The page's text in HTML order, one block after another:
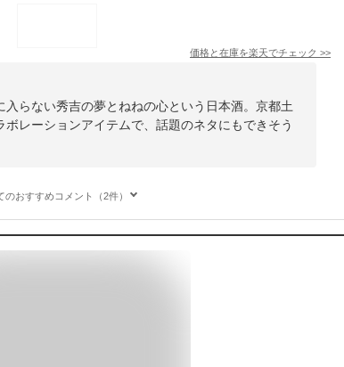
価格と在庫を楽天でチェック >>
らない秀吉の夢とねねの心という日本酒。京都土
レーションアイテムで、話題のネタにもできそう
のおすすめコメント（2件）